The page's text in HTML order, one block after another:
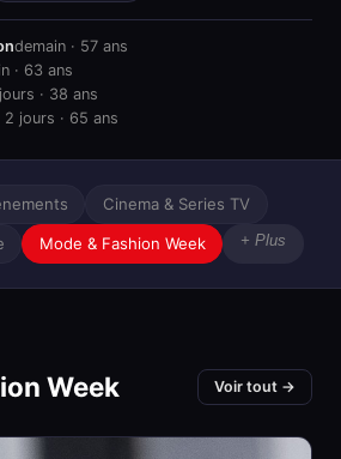
demain · 57 ans
· 63 ans
· 38 ans
2 jours · 65 ans
Cinema & Series TV
Mode & Fashion Week + Plus
Week Voir tout →